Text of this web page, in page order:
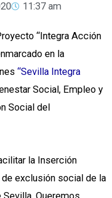
11:37 am
“Integra Acción
en la
“Sevilla Integra
Social, Empleo y
Social del
la Inserción
exclusión social de la